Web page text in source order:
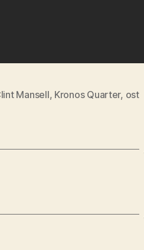
Mansell, Kronos Quarter, ost